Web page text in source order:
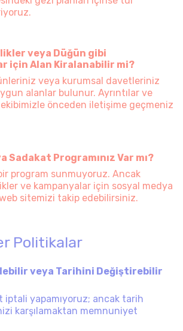
veya Düğün gibi
için Alan Kiralanabilir mi?
veya kurumsal davetleriniz
alanlar bulunur. Ayrıntılar ve
önceden iletişime geçmeniz
Sadakat Programınız Var mı?
program sunmuyoruz. Ancak
ve kampanyalar için sosyal medya
web sitemizi takip edebilirsiniz.
Politikalar
veya Tarihini Değiştirebilir
iptali yapamıyoruz; ancak tarih
karşılamaktan memnuniyet